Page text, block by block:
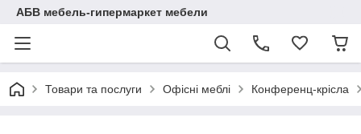
АБВ мебель-гипермаркет мебели
Товари та послуги Офісні меблі Конференц-крісла